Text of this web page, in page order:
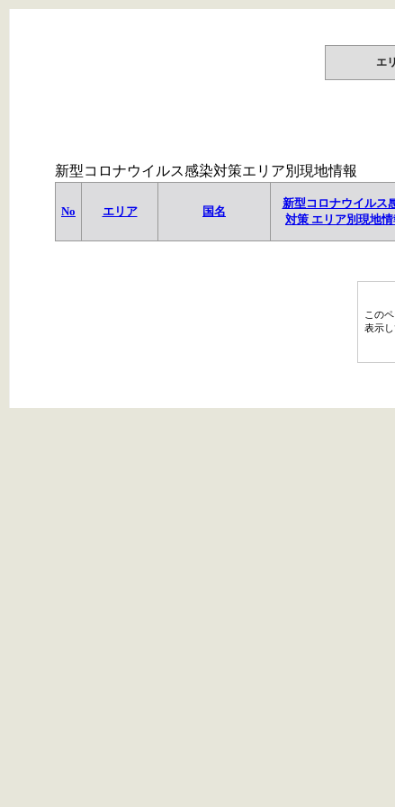
エ
新型コロナウイルス感染対策エリア別現地情報
No エリア 国名
新型コロナウイルス
対策 エリア別現地情
この
表示し